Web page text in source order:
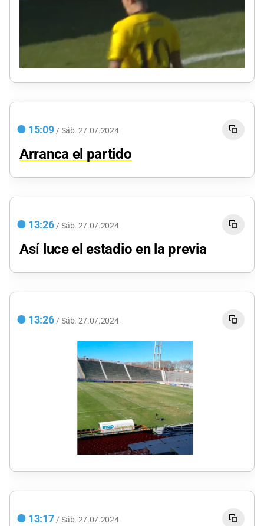
seconds
0
15:09 / Sáb. 27.07.2024
Arranca el partido
13:26 / Sáb. 27.07.2024
Así luce el estadio en la previa
13:26 / Sáb. 27.07.2024
13:17 / Sáb. 27.07.2024